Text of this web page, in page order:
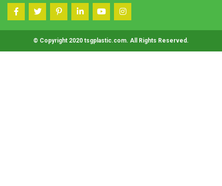
© Copyright 2020 tsgplastic.com. All Rights Reserved.